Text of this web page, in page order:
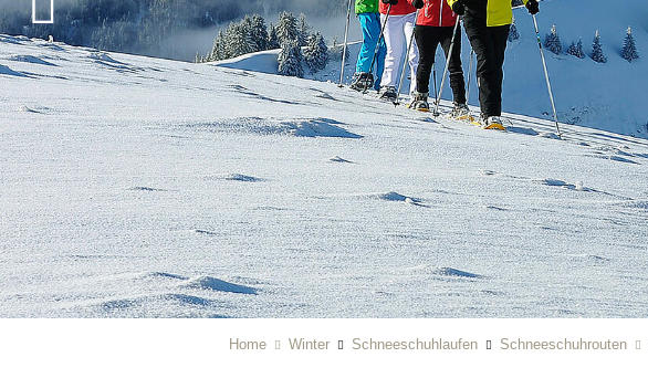
Home Winter Schneeschuhlaufen Schneeschuhrouten